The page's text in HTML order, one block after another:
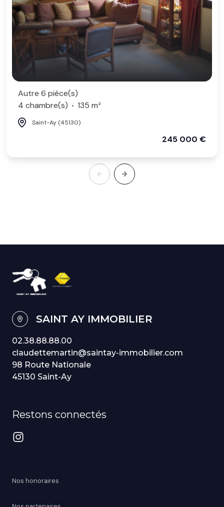
Autre 6 pièce(s)
4 chambre(s)
135 m²
Saint-Ay (45130)
245 000 €
SAINT AY IMMOBILIER
02.38.88.88.00
claudettemartin@saintay-immobilier.com
98 Route Nationale
45130 Saint-Ay
Restons connectés
Nos honoraires